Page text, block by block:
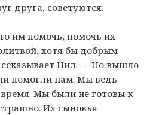
друга, советуются.
им помочь, помочь их
хотя бы добрым
Нил. — Но вышло
помогли нам. Мы ведь
время. Мы были не готовы к
Их сыновья